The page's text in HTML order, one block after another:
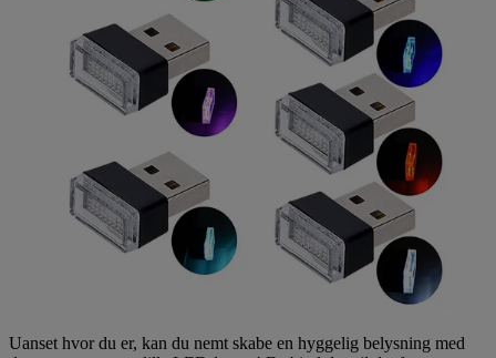
Uanset hvor du er, kan du nemt skabe en hyggelig belysning med